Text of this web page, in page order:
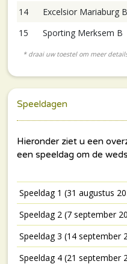
14
Excelsior Mariaburg B
15
Sporting Merksem B
Speeldagen
Speeldag 1 (31 augustus
Speeldag 2 (7 september
Speeldag 3 (14 september
Speeldag 4 (21 september